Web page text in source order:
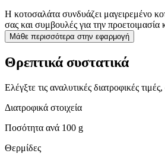
Η κοτοσαλάτα συνδυάζει μαγειρεμένο
σας και συμβουλές για την προετοιμασία
Μάθε περισσότερα στην εφαρμογή
Θρεπτικά συστατικά
Ελέγξτε τις αναλυτικές διατροφικές
Διατροφικά στοιχεία
Ποσότητα ανά 100 g
Θερμίδες